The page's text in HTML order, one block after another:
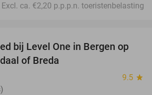
Excl. ca. €2,20 p.p.p.n. toeristenbelasting
50%
bij Level One in Bergen op
of Breda
9.5 star